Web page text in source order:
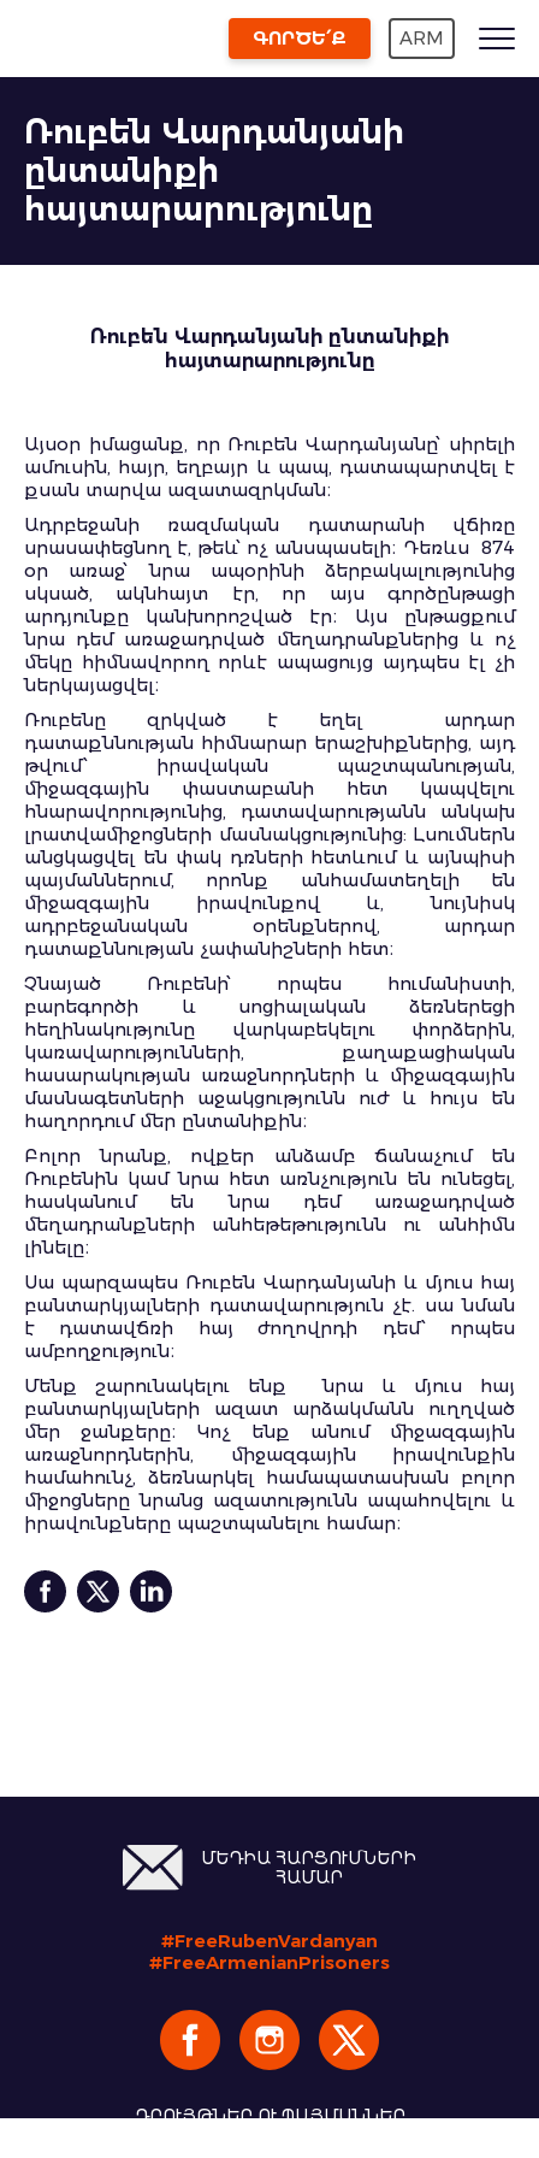
ԳՈՐԾԵ՛Ք ARM
Ռուբեն Վարդանյանի
ընտանիքի
հայտարարությունը
Ռուբեն Վարդանյանի ընտանիքի
հայտարարությունը
Այսօր իմացանք, որ Ռուբեն Վարդանյանը՝ սիրելի
ամուսին, հայր, եղբայր և պապ, դատապարտվել է
քսան տարվա ազատազրկման։
Ադրբեջանի ռազմական դատարանի վճիռը
սրասափեցնող է, թեև՝ ոչ անսպասելի։ Դեռևս 874
օր առաջ՝ նրա ապօրինի ձերբակալությունից
սկսած, ակնհայտ էր, որ այս գործընթացի
արդյունքը կանխորոշված էր։ Այս ընթացքում
նրա դեմ առաջադրված մեղադրանքներից և ոչ
մեկը հիմնավորող որևէ ապացույց այդպես էլ չի
ներկայացվել։
Ռուբենը զրկված է եղել
արդար
դատաքննության հիմնարար երաշխիքներից, այդ
թվում՝ իրավական պաշտպանության,
միջազգային փաստաբանի հետ կապվելու
հնարավորությունից, դատավարությանն անկախ
լրատվամիջոցների մասնակցությունից: Լսումներն
անցկացվել են փակ դռների հետևում և այնպիսի
պայմաններում, որոնք անհամատեղելի են
միջազգային իրավունքով և, նույնիսկ
ադրբեջանական օրենքներով, արդար
դատաքննության չափանիշների հետ։
Չնայած Ռուբենի՝ որպես հումանիստի,
բարեգործի և սոցիալական ձեռներեցի
հեղինակությունը վարկաբեկելու փորձերին,
կառավարությունների, քաղաքացիական
հասարակության առաջնորդների և միջազգային
մասնագետների աջակցությունն ուժ և հույս են
հաղորդում մեր ընտանիքին։
Բոլոր նրանք, ովքեր անձամբ ճանաչում են
Ռուբենին կամ նրա հետ առնչություն են ունեցել,
հասկանում են նրա դեմ առաջադրված
մեղադրանքների անհեթեթությունն ու անհիմն
լինելը։
Սա պարզապես Ռուբեն Վարդանյանի և մյուս հայ
բանտարկյալների դատավարություն չէ. սա նման
է դատավճռի հայ ժողովրդի դեմ՝ որպես
ամբողջություն։
Մենք շարունակելու ենք
նրա և մյուս հայ
բանտարկյալների ազատ արձակմանն ուղղված
մեր ջանքերը։ Կոչ ենք անում միջազգային
առաջնորդներին, միջազգային իրավունքին
համահունչ, ձեռնարկել համապատասխան բոլոր
միջոցները նրանց ազատությունն ապահովելու և
իրավունքները պաշտպանելու համար։
ՄԵԴԻԱ ՀԱՐՑՈՒՄՆԵՐԻ
ՀԱՄԱՐ
#FreeRubenVardanyan
#FreeArmenianPrisoners
ԴՐՈՒՅԹՆԵՐ ՈՒ ՊԱՅՄԱՆՆԵՐ